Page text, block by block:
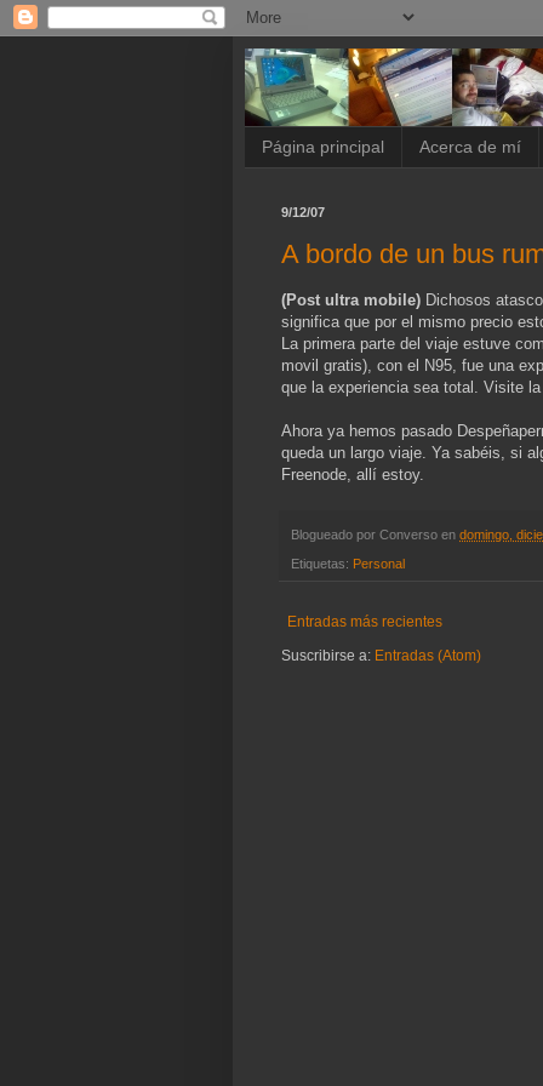
Página principal Acerca de mí
9/12/07
A bordo de un bus
(Post ultra mobile) Dichosos
significa que por el mismo precio
La primera parte del viaje estuve
movil gratis), con el N95, fue una
que la experiencia sea total. Visite
Ahora ya hemos pasado
queda un largo viaje. Ya sabéis, si
Freenode, allí estoy.
Blogueado por Converso en domingo,
Etiquetas: Personal
Entradas más recientes
Suscribirse a: Entradas (Atom)